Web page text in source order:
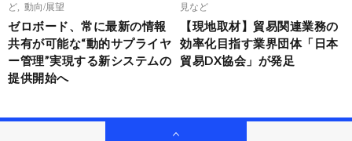
ど
動向/展望
ゼロボード、常に最新の情報
共有が可能な“動的サプライヤ
ー管理”実現する新システムの
提供開始へ
見など
【現地取材】貿易関連業務の
効率化目指す業界団体「日本
貿易DX協会」が発足